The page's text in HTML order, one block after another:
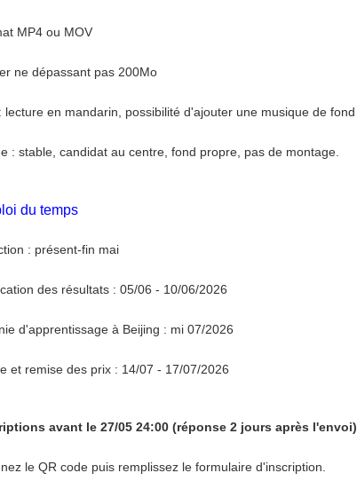
MP4 ou MOV
ne dépassant pas 200Mo
lecture en mandarin, possibilité d'ajouter une musique de fond
: stable, candidat au centre, fond propre, pas de montage.
du temps
: présent-fin mai
des résultats : 05/06 - 10/06/2026
d'apprentissage à Beijing : mi 07/2026
et remise des prix : 14/07 - 17/07/2026
avant le 27/05 24:00 (réponse 2 jours après l'envoi)
le QR code puis remplissez le formulaire d'inscription.